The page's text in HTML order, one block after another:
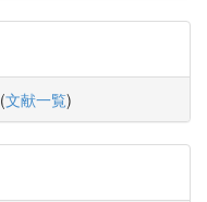
(文献一覧)